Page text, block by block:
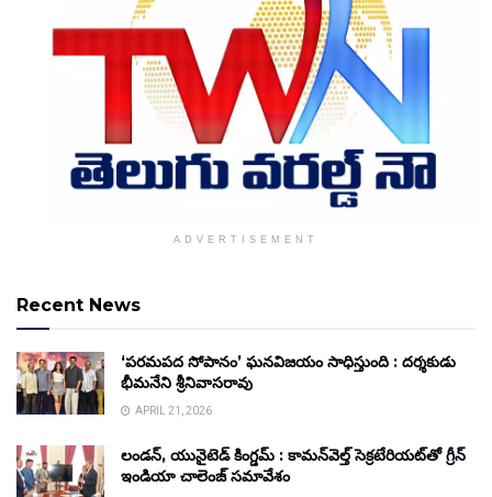
ADVERTISEMENT
Recent News
‘పరమపద సోపానం’ ఘనవిజయం సాధిస్తుంది : దర్శకుడు
భీమనేని శ్రీనివాసరావు
APRIL 21, 2026
లండన్, యునైటెడ్ కింగ్డమ్ : కామన్‌వెల్త్ సెక్రటేరియట్‌తో గ్రీన్
ఇండియా చాలెంజ్ సమావేశం